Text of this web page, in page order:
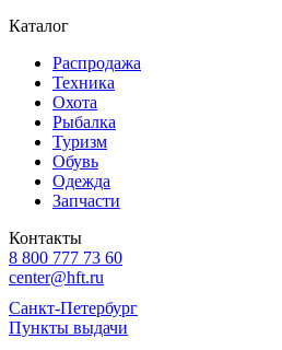
Каталог
Распродажа
Техника
Охота
Рыбалка
Туризм
Обувь
Одежда
Запчасти
Контакты
8 800 777 73 60
center@hft.ru
Санкт-Петербург
Пункты выдачи